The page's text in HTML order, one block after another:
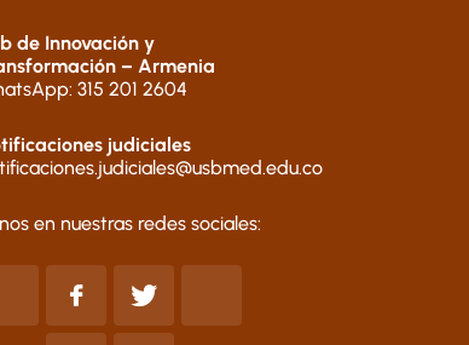
de Innovación y
– Armenia
315 201 2604
judiciales
en nuestras redes sociales: